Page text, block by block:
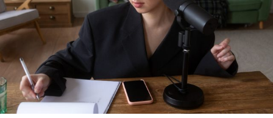
Guvernul Regatului Unit a pus sub semnul întrebării
capacitatea lor de a supraviețui unui șoc financiar a
celor mai mari șase firme de consultanță fiscală într-un
test de reziliență care precede o posibilă implozie a
industriei.